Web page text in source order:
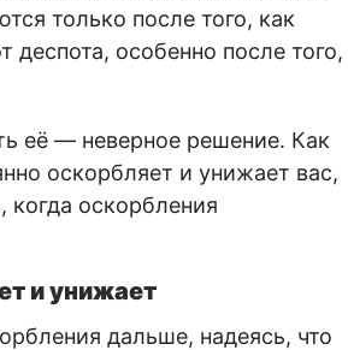
только после того, как
особенно после того,
её — неверное решение. Как
оскорбляет и унижает вас,
когда оскорбления
и унижает
дальше, надеясь, что